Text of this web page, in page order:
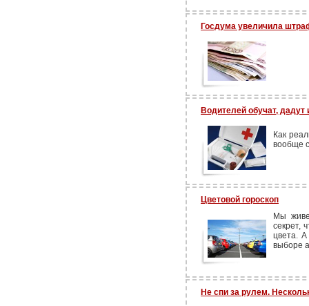
Госдума увеличила
Водителей обучат,
Как
вообще
Цветовой гороскоп
Мы
секрет,
цвета.
выборе
Не спи за рулем.